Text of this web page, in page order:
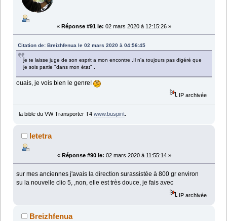
« Réponse #91 le: 02 mars 2020 à 12:15:26 »
Citation de: Breizhfenua le 02 mars 2020 à 04:56:45
je te laisse juge de son esprit a mon encontre .Il n'a toujours pas digéré que
je sois partie "dans mon état" .
ouais, je vois bien le genre!
IP archivée
la bible du VW Transporter T4 www.buspirit.
letetra
« Réponse #90 le: 02 mars 2020 à 11:55:14 »
sur mes anciennes j'avais la direction surassistée à 800 gr environ
su la nouvelle clio 5, ,non, elle est très douce, je fais avec
IP archivée
Breizhfenua